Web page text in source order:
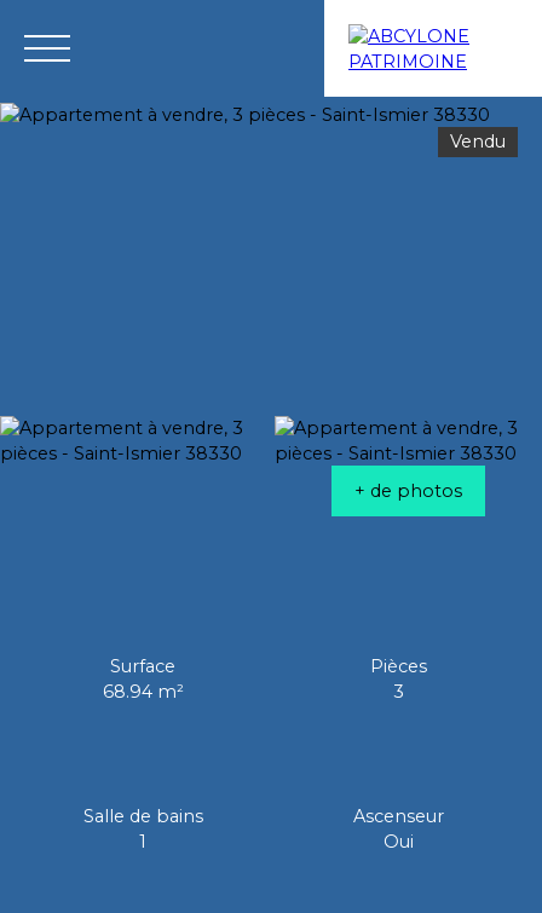
Vendu
+ de photos
Surface
68.94 m²
Pièces
3
Salle de bains
1
Ascenseur
Oui